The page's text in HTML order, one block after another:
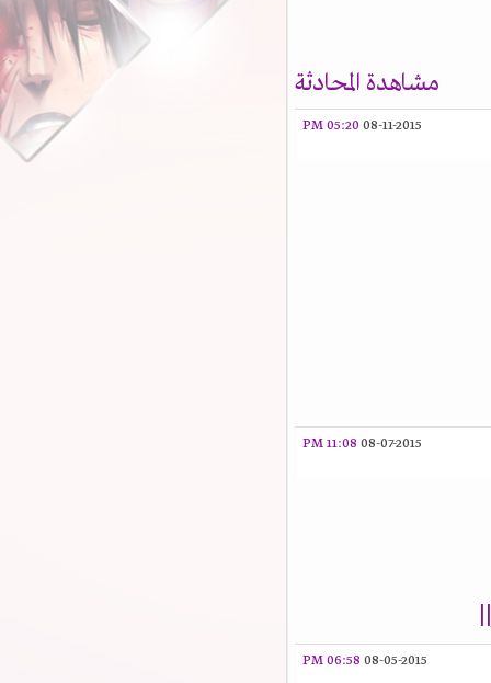
مشاهدة المحادثة
08-11-2015
05:20 PM
08-07-2015
11:08 PM
08-05-2015
06:58 PM